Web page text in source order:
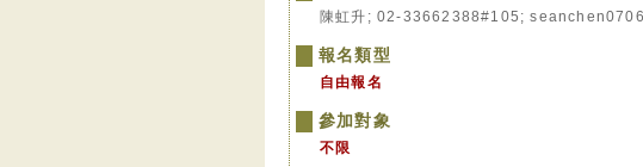
陳虹升; 02-33662388#105;
報名類型
自由報名
參加對象
不限